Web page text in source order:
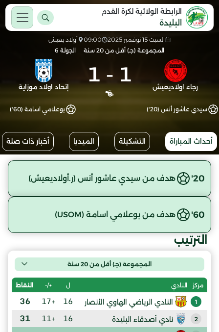
الرابطة الولائية لكرة القدم
البليدة
السبت 15 نوفمبر 2025 09:00
أولاد يعيش
المجموعة (جـ) أقل من 20 سنة
الجولة 6
رجاء اولاديعيش 1
-
1 إتحاد اولاد موزاية
سيدي عاشور أنس (20') بوعلامي اسامة (60')
أحداث المباراة التشكيلة الميديا أخبار ذات صلة
20' هدف من سيدي عاشور أنس (ر.أولاديعيش)
60' هدف من بوعلامي اسامة (USOM)
الترتيب
المجموعة (جـ) أقل من 20 سنة
مركز النادي ل +/- النقاط
1 النادي الرياضي الهاوي الأنصار 16
+17
36
2 نادي أصدقاء البليدة 16
+11
31